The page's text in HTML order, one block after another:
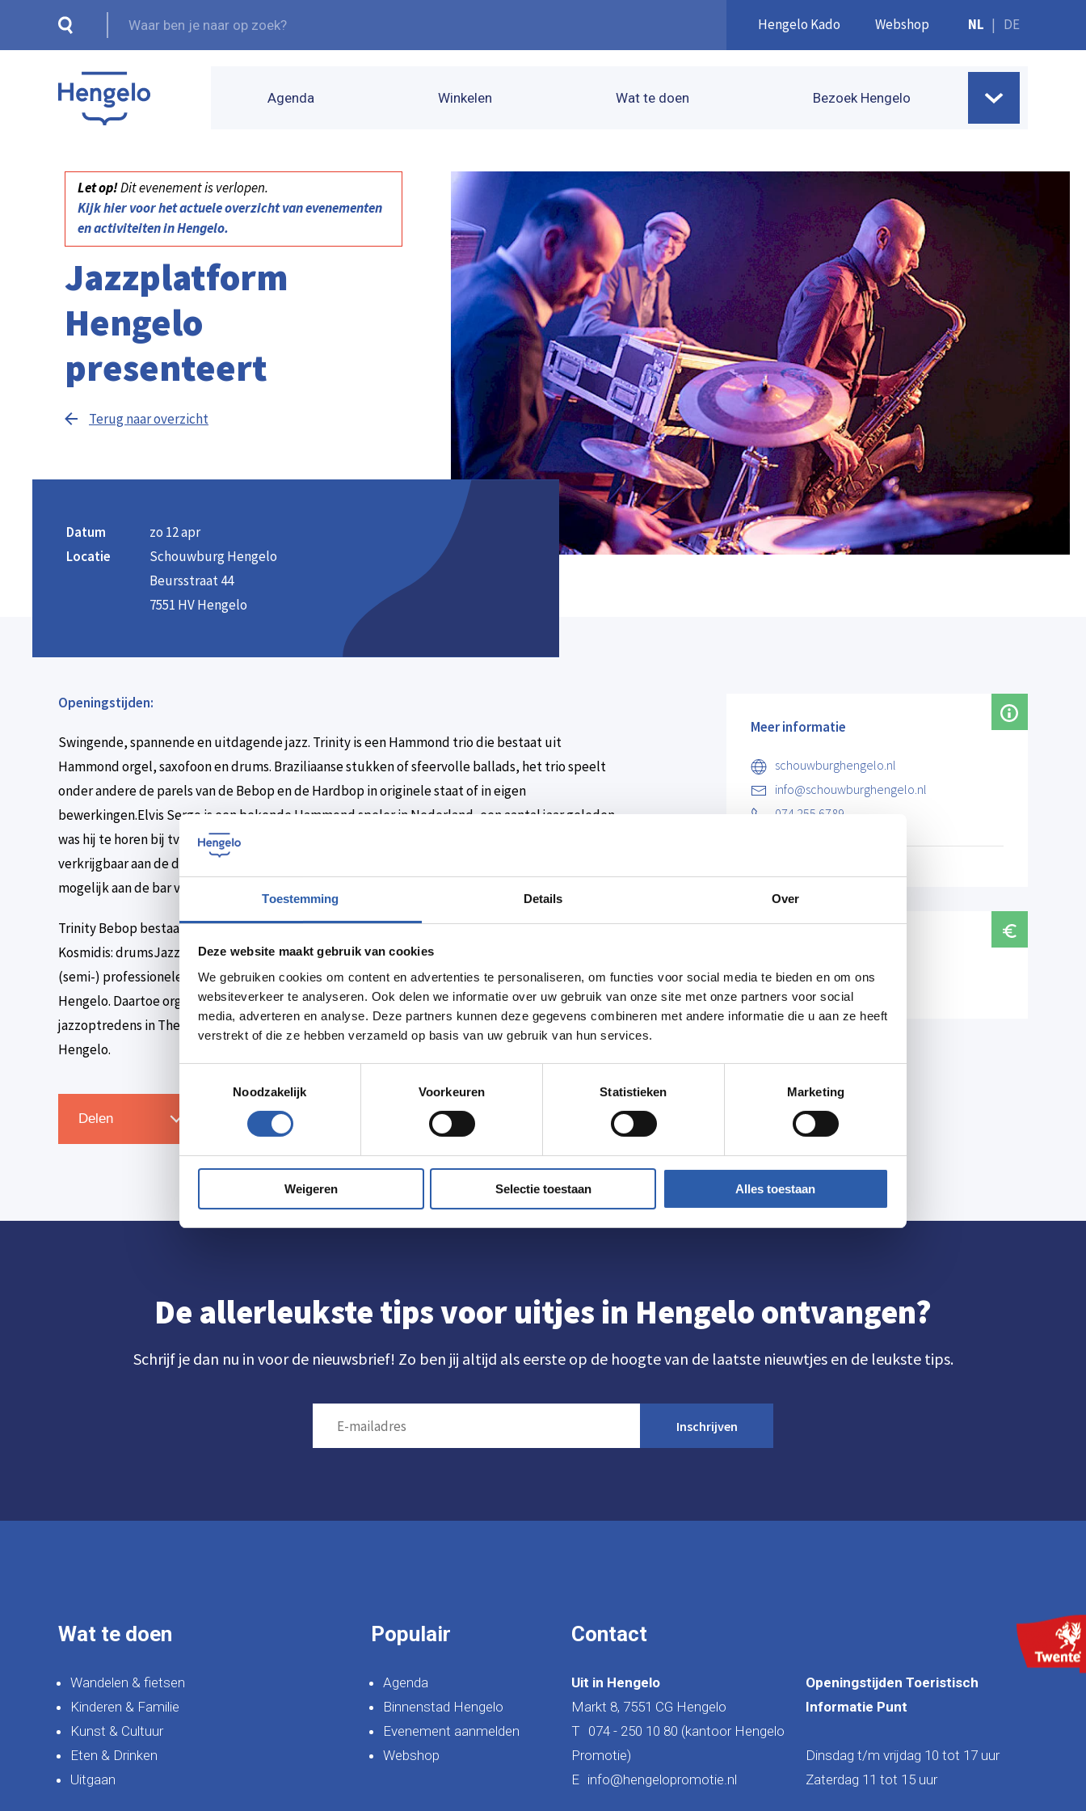
Toestemming Details Over
Deze website maakt gebruik van cookies
We gebruiken cookies om content en advertenties te personaliseren, om functies voor social media te bieden en om ons
websiteverkeer te analyseren. Ook delen we informatie over uw gebruik van onze site met onze partners voor social
media, adverteren en analyse. Deze partners kunnen deze gegevens combineren met andere informatie die u aan ze heeft
verstrekt of die ze hebben verzameld op basis van uw gebruik van hun services.
Noodzakelijk
Voorkeuren Statistieken Marketing
Weigeren Selectie toestaan Alles toestaan
Hengelo Kado Webshop NL | DE
Agenda Winkelen Wat te doen Bezoek Hengelo
Let op!Dit evenement is verlopen.
Kijk hier voor het actuele overzicht van evenementen
en activiteiten in Hengelo.
Jazzplatform
Hengelo
presenteert
Terug naar overzicht
Datum
zo 12 apr
Locatie
Schouwburg Hengelo
Beursstraat 44
7551 HV Hengelo
Openingstijden:
Swingende, spannende en uitdagende jazz. Trinity is een Hammond trio die bestaat uit
Hammond orgel, saxofoon en drums. Braziliaanse stukken of sfeervolle ballads, het trio speelt
onder andere de parels van de Bebop en de Hardbop in originele staat of in eigen
bewerkingen.Elvis Sergo is een bekende Hammond speler in Nederland, een aantal jaar geleden
was hij te horen bij tv programma De Wereld Draait Door.KaartenKaarten à € 12,50 zijn terplekke
verkrijgbaar aan de deur van The Green Room. Betaling bij voorkeur contant. Eventueel is ‘pinnen’
mogelijk aan de bar van The Green Room.
Trinity Bebop bestaat uit:Elvis Sergo: Hammond orgelWillem Hellebrekers: saxofoonDimitrios
Kosmidis: drumsJazzPlatformHengelo verschaft een podium aan veelbelovende amateur- en
(semi-) professionele jazzmusici uit de regio of daarbuiten en stimuleert daarmee jazzmuziek in
Hengelo. Daartoe organiseert JazzPlatformHengelo iedere eerste zondag van de maand live
jazzoptredens in The Green Room, het gezellige en intieme theatercafé van Schouwburg
Hengelo.
Delen Zet in agenda Routebeschrijving
Meer informatie
schouwburghengelo.nl
info@schouwburghengelo.nl
074 255 6789
Normaal tarief € 12,50
De allerleukste tips voor uitjes in Hengelo ontvangen?
Schrijf je dan nu in voor de nieuwsbrief! Zo ben jij altijd als eerste op de hoogte van de laatste nieuwtjes en de leukste tips.
Inschrijven
Wat te doen
Wandelen & fietsen
Kinderen & Familie
Kunst & Cultuur
Eten & Drinken
Uitgaan
Populair
Agenda
Binnenstad Hengelo
Evenement aanmelden
Webshop
Contact
Uit in Hengelo
Markt 8, 7551 CG Hengelo
T 074 - 250 10 80 (kantoor Hengelo
Promotie)
E info@hengelopromotie.nl
Openingstijden Toeristisch
Informatie Punt
Dinsdag t/m vrijdag 10 tot 17 uur
Zaterdag 11 tot 15 uur